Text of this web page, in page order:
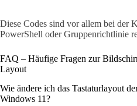
Diese Codes sind vor allem bei der
PowerShell oder Gruppenrichtlinie
FAQ – Häufige Fragen zur
Layout
Wie ändere ich das Tastaturlayout
Windows 11?